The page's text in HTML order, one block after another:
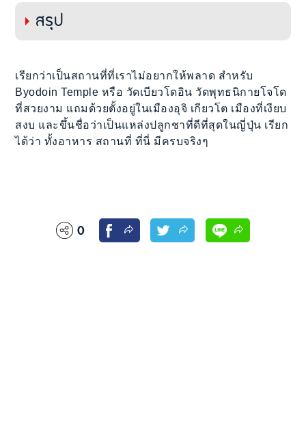
สรุป
เรียกว่าเป็นสถานที่ที่เราไม่อยากให้พลาด สำหรับ
Byodoin Temple หรือ วัดเบียวโดอิน วัดพุทธนิกายโจโด
ที่สวยงาม แถมด้วยตั้งอยู่ในเมืองอุจิ เกียวโต เมืองที่เงียบ
สงบ และขึ้นชื่อว่าเป็นแหล่งปลูกชาที่ดีที่สุดในญี่ปุ่น เรียก
ได้ว่า ทั้งอาหาร สถานที่ ที่นี่ มีครบจริงๆ
0